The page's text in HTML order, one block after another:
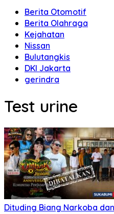
Berita Otomotif
Berita Olahraga
Kejahatan
Nissan
Bulutangkis
DKI Jakarta
gerindra
Test urine
Dituding Biang Narkoba